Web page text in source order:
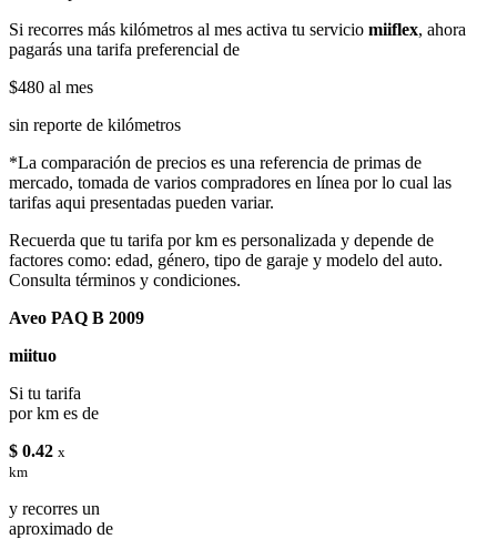
Si recorres más kilómetros al mes activa tu servicio miiflex, ahora
pagarás una tarifa preferencial de
$480 al mes
sin reporte de kilómetros
*La comparación de precios es una referencia de primas de
mercado, tomada de varios compradores en línea por lo cual las
tarifas aqui presentadas pueden variar.
Recuerda que tu tarifa por km es personalizada y depende de
factores como: edad, género, tipo de garaje y modelo del auto.
Consulta términos y condiciones.
Aveo PAQ B 2009
miituo
Si tu tarifa
por km es de
$ 0.42 x
km
y recorres un
aproximado de